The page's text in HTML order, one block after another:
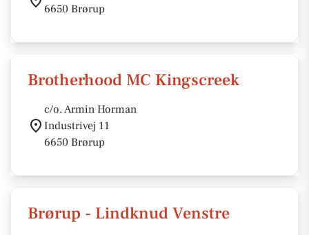
6650 Brørup
Brotherhood MC Kingscreek
c/o. Armin Horman
Industrivej 11
6650 Brørup
Brørup - Lindknud Venstre